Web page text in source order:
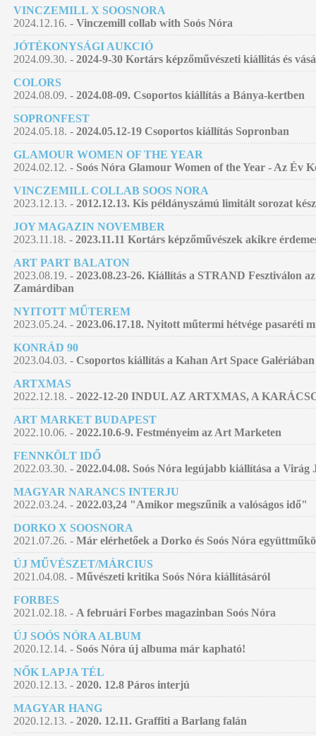
VINCZEMILL X SOOSNORA
2024.12.16. - Vinczemill collab with Soós Nóra
JÓTÉKONYSÁGI AUKCIÓ
2024.09.30. - 2024-9-30 Kortárs képzőművészeti kiállitás és
COLORS
2024.08.09. - 2024.08-09. Csoportos kiállítás a Bánya-kertben
SOPRONFEST
2024.05.18. - 2024.05.12-19 Csoportos kiállítás Sopronban
GLAMOUR WOMEN OF THE YEAR
2024.02.12. - Soós Nóra Glamour Women of the Year - Az Év
VINCZEMILL COLLAB SOOS NORA
2023.12.13. - 2012.12.13. Kis példányszámú limitált sorozat
JOY MAGAZIN NOVEMBER
2023.11.18. - 2023.11.11 Kortárs képzőművészek akikre
ART PART BALATON
2023.08.19. - 2023.08.23-26. Kiállítás a STRAND Fesztiválon
Zamárdiban
NYITOTT MŰTEREM
2023.05.24. - 2023.06.17.18. Nyitott műtermi hétvége pasaréti
KONRÁD 90
2023.04.03. - Csoportos kiállítás a Kahan Art Space Galériában
ARTXMAS
2022.12.18. - 2022-12-20 INDUL AZ ARTXMAS, A
ART MARKET BUDAPEST
2022.10.06. - 2022.10.6-9. Festményeim az Art Marketen
FENNKÖLT IDŐ
2022.03.30. - 2022.04.08. Soós Nóra legújabb kiállítása a Virág
MAGYAR NARANCS INTERJU
2022.03.24. - 2022.03,24 "Amikor megszűnik a valóságos idő"
DORKO X SOOSNORA
2021.07.26. - Már elérhetőek a Dorko és Soós Nóra
ÚJ MŰVÉSZET/MÁRCIUS
2021.04.08. - Művészeti kritika Soós Nóra kiállításáról
FORBES
2021.02.18. - A februári Forbes magazinban Soós Nóra
ÚJ SOÓS NÓRA ALBUM
2020.12.14. - Soós Nóra új albuma már kapható!
NŐK LAPJA TÉL
2020.12.13. - 2020. 12.8 Páros interjú
MAGYAR HANG
2020.12.13. - 2020. 12.11. Graffiti a Barlang falán